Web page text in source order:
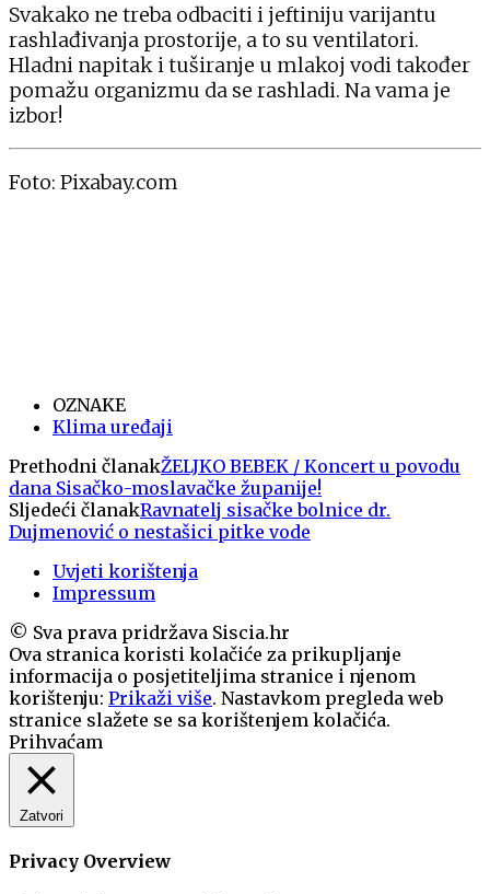
Svakako ne treba odbaciti i jeftiniju varijantu
rashlađivanja prostorije, a to su ventilatori.
Hladni napitak i tuširanje u mlakoj vodi također
pomažu organizmu da se rashladi. Na vama je
izbor!
Foto: Pixabay.com
OZNAKE
Klima uređaji
Prethodni članakŽELJKO BEBEK / Koncert u povodu
dana Sisačko-moslavačke županije!
Sljedeći članakRavnatelj sisačke bolnice dr.
Dujmenović o nestašici pitke vode
Uvjeti korištenja
Impressum
© Sva prava pridržava Siscia.hr
Ova stranica koristi kolačiće za prikupljanje
informacija o posjetiteljima stranice i njenom
korištenju: Prikaži više. Nastavkom pregleda web
stranice slažete se sa korištenjem kolačića.
Prihvaćam
Zatvori
Privacy Overview